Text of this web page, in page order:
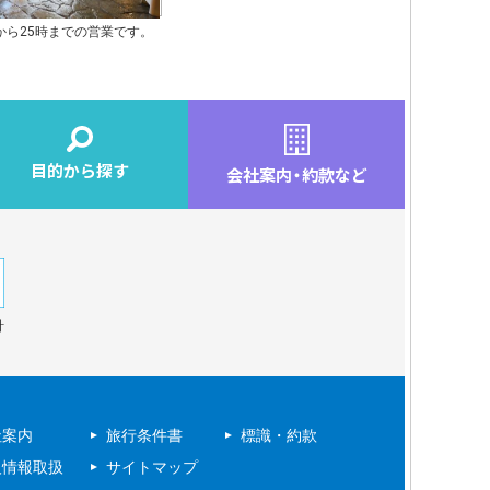
25時までの営業です。
目的から探す 会社案内・約款など
内 旅行条件書
標識・約款
報取扱
サイトマップ